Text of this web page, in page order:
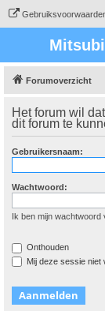
Forumoverzicht
Het forum wil
dit forum te
Gebruikersnaam:
Wachtwoord:
Ik ben mijn wachtwoord
Onthouden
Mij deze sessie niet